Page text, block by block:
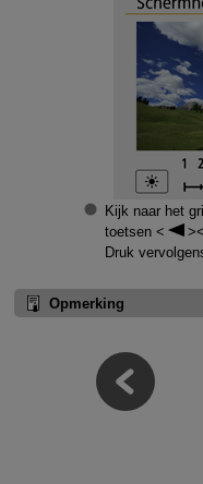
Kijk naar het
toetsen
Druk
Opmerking